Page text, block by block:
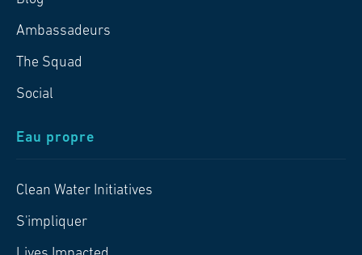
Ambassadeurs
The Squad
Social
Eau propre
Clean Water Initiatives
S'impliquer